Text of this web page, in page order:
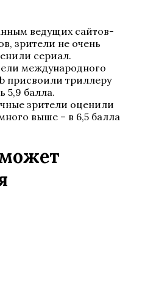
ведущих сайтов-
зрители не очень
сериал.
международного
присвоили триллеру
5,9 балла.
зрители оценили
выше – в 6,5 балла